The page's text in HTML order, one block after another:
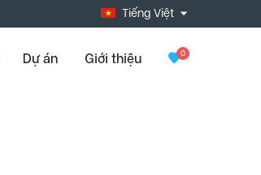
Tiếng Việt
Dự án Giới thiệu 0